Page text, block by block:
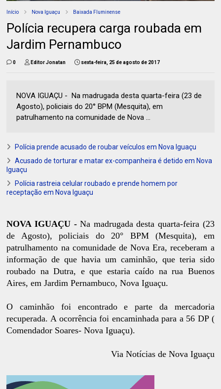
Início Nova Iguaçu Baixada Fluminense
Polícia recupera carga roubada em
Jardim Pernambuco
0 Editor Jonatan sexta-feira, 25 de agosto de 2017
NOVA IGUAÇU - Na madrugada desta quarta-feira (23 de
Agosto), policiais do 20° BPM (Mesquita), em
patrulhamento na comunidade de Nova ...
Polícia prende acusado de roubar veículos em Nova Iguaçu
Acusado de torturar e matar ex-companheira é detido em Nova
Iguaçu
Polícia rastreia celular roubado e prende homem por
receptação em Nova Iguaçu
NOVA IGUAÇU -Na madrugada desta quarta-feira (23
de Agosto), policiais do 20° BPM (Mesquita), em
patrulhamento na comunidade de Nova Era, receberam a
informação de que havia um caminhão, que teria sido
roubado na Dutra, e que estaria caído na rua Buenos
Aires, em Jardim Pernambuco, Nova Iguaçu.
O caminhão foi encontrado e parte da mercadoria
recuperada. A ocorrência foi encaminhada para a 56 DP (
Comendador Soares- Nova Iguaçu).
Via Notícias de Nova Iguaçu